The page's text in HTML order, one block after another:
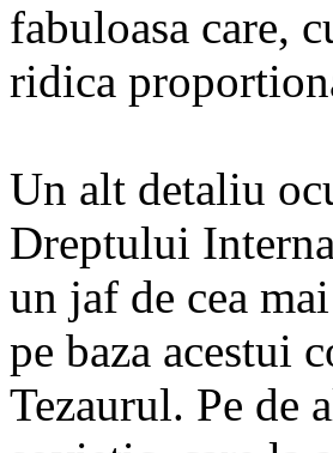
fabuloasa care,
ridica
Un alt detaliu
Dreptului
un jaf de cea
pe baza acestui
Tezaurul. Pe de